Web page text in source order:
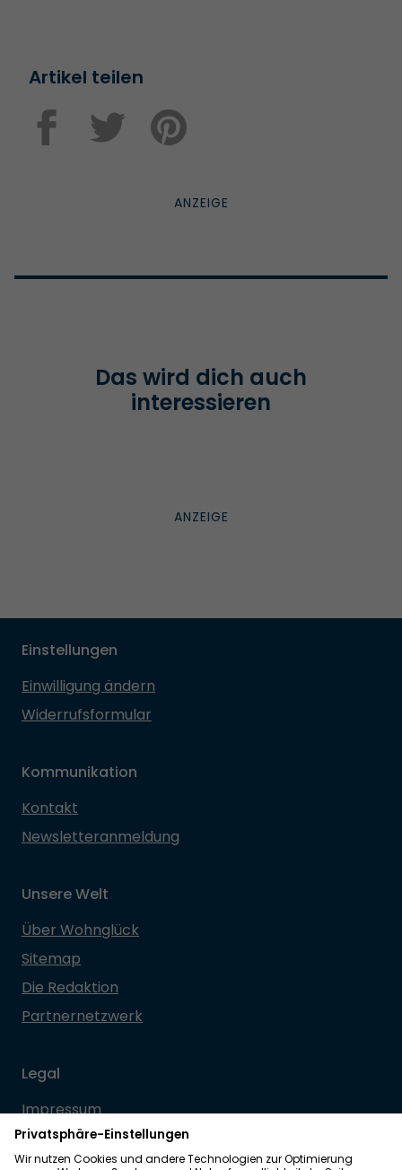
Artikel teilen
Das wird dich auch
interessieren
Einstellungen
Einwilligung ändern
Widerrufsformular
Kommunikation
Kontakt
Newsletteranmeldung
Unsere Welt
Über Wohnglück
Sitemap
Die Redaktion
Partnernetzwerk
Legal
Impressum
Datenschutz